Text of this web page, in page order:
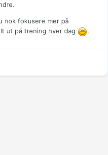
nok fokusere mer på
ut på trening hver dag
.